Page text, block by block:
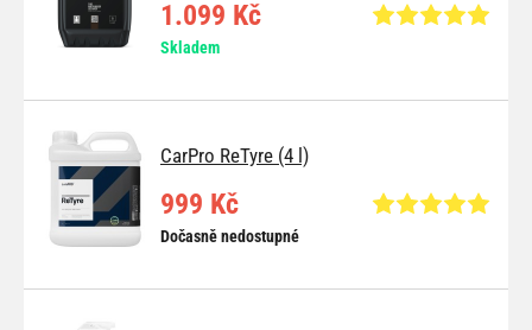
1.099 Kč
Skladem
CarPro ReTyre (4 l)
999 Kč
Dočasně nedostupné